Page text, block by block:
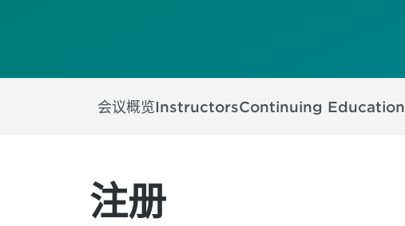
会议概览InstructorsContinuing Education
注册